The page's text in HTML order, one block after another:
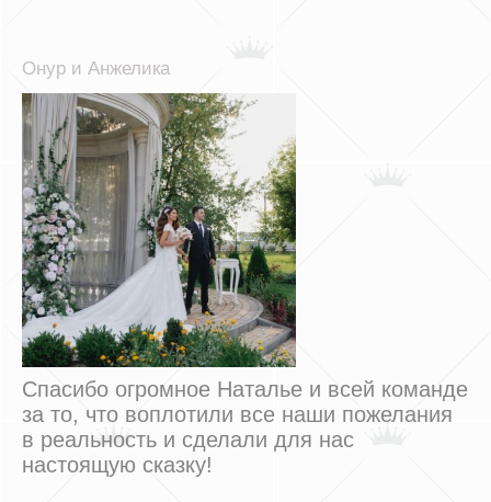
Онур и Анжелика
Спасибо огромное Наталье и всей команде
за то, что воплотили все наши пожелания
в реальность и сделали для нас
настоящую сказку!